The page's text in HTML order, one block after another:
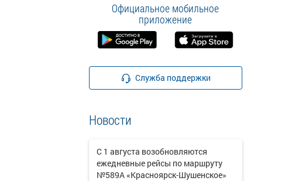
Официальное мобильное
приложение
Служба поддержки
Новости
С 1 августа возобновляются
ежедневные рейсы по маршруту
№589А «Красноярск-Шушенское»